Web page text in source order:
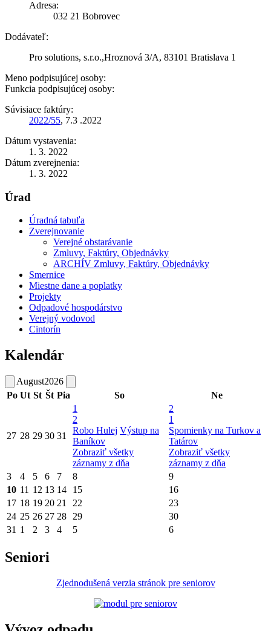
Adresa:
032 21 Bobrovec
Dodávateľ:
Pro solutions, s.r.o.,Hroznová 3/A, 83101 Bratislava 1
Meno podpisujúcej osoby:
Funkcia podpisujúcej osoby:
Súvisiace faktúry:
2022/55, 7.3 .2022
Dátum vystavenia:
1. 3. 2022
Dátum zverejnenia:
1. 3. 2022
Úrad
Úradná tabuľa
Zverejnovanie
Verejné obstarávanie
Zmluvy, Faktúry, Objednávky
ARCHÍV Zmluvy, Faktúry, Objednávky
Smernice
Miestne dane a poplatky
Projekty
Odpadové hospodárstvo
Verejný vodovod
Cintorín
Kalendár
August2026
Po Ut St Št Pia So Ne
27 28 29 30 31
1
2
Robo Hulej Výstup na
Baníkov
Zobraziť všetky
záznamy z dňa
2
1
Spomienky na Turkov a
Tatárov
Zobraziť všetky
záznamy z dňa
3
4 5 6 7 8
9
10 11 12 13 14 15
16
17 18 19 20 21 22
23
24 25 26 27 28 29
30
31 1 2 3 4 5 6
Seniori
Zjednodušená verzia stránok pre seniorov